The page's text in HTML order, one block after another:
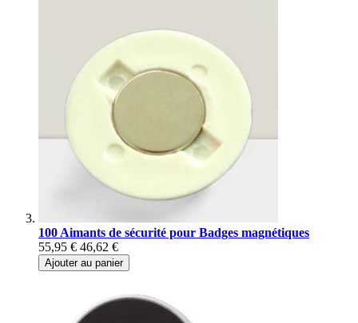
100 Aimants de sécurité pour Badges magnétiques
55,95 € 46,62 €
Ajouter au panier